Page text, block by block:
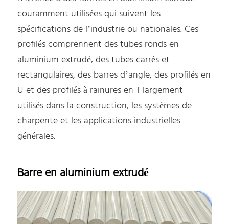
couramment utilisées qui suivent les
spécifications de l’industrie ou nationales. Ces
profilés comprennent des tubes ronds en
aluminium extrudé, des tubes carrés et
rectangulaires, des barres d’angle, des profilés en
U et des profilés à rainures en T largement
utilisés dans la construction, les systèmes de
charpente et les applications industrielles
générales.
Barre en aluminium extrudé